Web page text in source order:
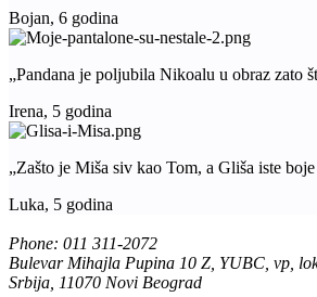
Bojan, 6 godina
„Pandana je poljubila Nikoalu u obraz zato
Irena, 5 godina
„Zašto je Miša siv kao Tom, a Gliša iste
Luka, 5 godina
Phone: 011 311-2072
Bulevar Mihajla Pupina 10 Z, YUBC, vp,
Srbija, 11070 Novi Beograd